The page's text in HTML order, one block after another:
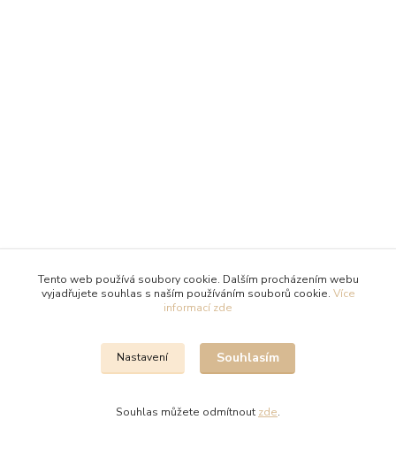
Tento web používá soubory cookie. Dalším procházením webu
vyjadřujete souhlas s naším používáním souborů cookie. Více
informací zde
Nastavení Souhlasím
Souhlas můžete odmítnout zde.